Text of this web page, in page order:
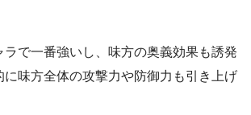
ラで一番強いし、味方の奥義効果も誘発
に味方全体の攻撃力や防御力も引き上げ